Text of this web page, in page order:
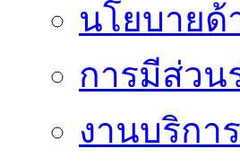
นโยบายด้
การมีส่วน
งานบริกา